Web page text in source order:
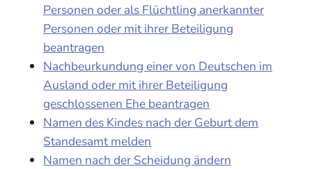
Personen oder als Flüchtling anerkannter
Personen oder mit ihrer Beteiligung
beantragen
Nachbeurkundung einer von Deutschen im
Ausland oder mit ihrer Beteiligung
geschlossenen Ehe beantragen
Namen des Kindes nach der Geburt dem
Standesamt melden
Namen nach der Scheidung ändern